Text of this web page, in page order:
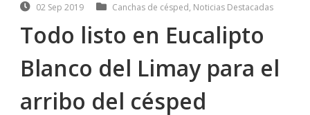
02 Sep 2019 Canchas de césped, Noticias Destacadas
Todo listo en Eucalipto
Blanco del Limay para el
arribo del césped